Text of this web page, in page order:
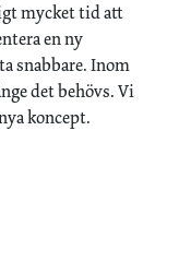
mycket tid att
en ny
snabbare. Inom
det behövs. Vi
koncept.